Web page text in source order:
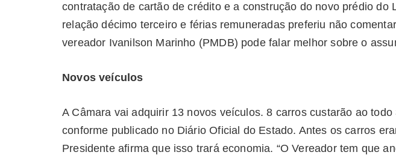
contratação de cartão de crédito e a construção do novo prédio do
relação décimo terceiro e férias remuneradas preferiu não
vereador Ivanilson Marinho (PMDB) pode falar melhor sobre o
Novos veículos
A Câmara vai adquirir 13 novos veículos. 8 carros custarão ao todo
conforme publicado no Diário Oficial do Estado. Antes os carros
Presidente afirma que isso trará economia. “O Vereador tem que